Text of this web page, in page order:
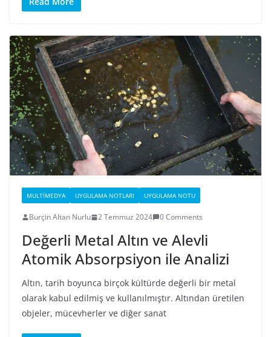
MULTIMEDYA UYGULAMA NOTLARI UYGULAMA NOTU
Burçin Altan Nurlu 2 Temmuz 2024 0 Comments
Değerli Metal Altın ve Alevli
Atomik Absorpsiyon ile Analizi
Altın, tarih boyunca birçok kültürde değerli bir metal
olarak kabul edilmiş ve kullanılmıştır. Altından üretilen
objeler, mücevherler ve diğer sanat